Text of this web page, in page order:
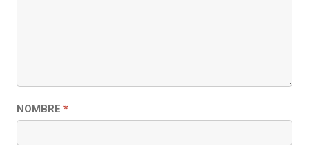
NOMBRE *